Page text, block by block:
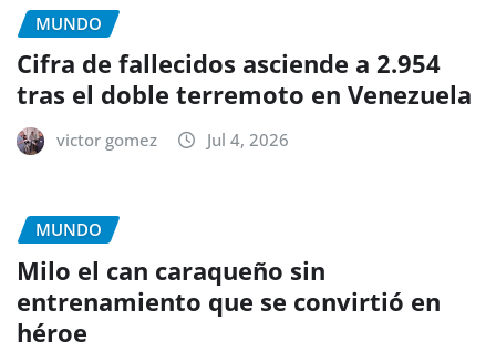
MUNDO
Cifra de fallecidos asciende a 2.954
tras el doble terremoto en Venezuela
victor gomez Jul 4, 2026
MUNDO
Milo el can caraqueño sin
entrenamiento que se convirtió en
héroe